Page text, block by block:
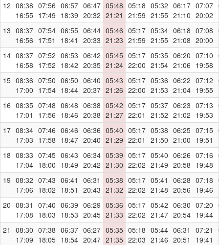
12 08:38
16:55
07:56
17:49
06:57
18:39
06:47
20:32
05:48
21:21
05:18
21:59
05:32
21:55
06:17
21:10
07:07
20:02
13 08:37
16:56
07:54
17:51
06:55
18:41
06:44
20:33
05:46
21:23
05:17
21:59
05:34
21:55
06:18
21:08
07:08
20:00
14 08:37
16:58
07:52
17:52
06:53
18:42
06:42
20:35
05:45
21:24
05:17
22:00
05:35
21:54
06:20
21:06
07:10
19:58
15 08:36
17:00
07:50
17:54
06:50
18:44
06:40
20:37
05:43
21:26
05:17
22:00
05:36
21:53
06:22
21:04
07:12
19:55
16 08:35
17:01
07:48
17:56
06:48
18:46
06:38
20:38
05:42
21:27
05:17
22:01
05:37
21:52
06:23
21:02
07:13
19:53
17 08:34
17:03
07:46
17:58
06:46
18:47
06:36
20:40
05:40
21:29
05:17
22:01
05:38
21:50
06:25
21:00
07:15
19:51
18 08:33
17:04
07:45
18:00
06:43
18:49
06:34
20:42
05:39
21:30
05:17
22:02
05:40
21:49
06:26
20:58
07:16
19:48
19 08:32
17:06
07:43
18:02
06:41
18:51
06:31
20:43
05:38
21:32
05:17
22:02
05:41
21:48
06:28
20:56
07:18
19:46
20 08:31
17:08
07:40
18:03
06:39
18:53
06:29
20:45
05:36
21:33
05:17
22:02
05:42
21:47
06:30
20:54
07:20
19:44
21
08:30
17:09
07:38
18:05
06:37
18:54
06:27
20:47
05:35
21:35
05:18
22:03
05:44
21:46
06:31
20:51
07:21
19:41